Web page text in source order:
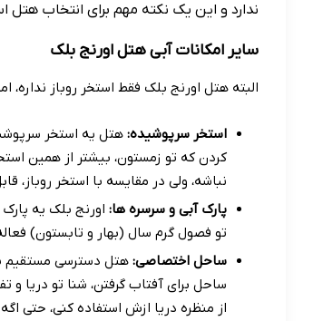
ندارد و این یک نکته مهم برای انتخاب هتل
سایر امکانات آبی هتل اورنج بلک
البته هتل اورنج بلک فقط استخر روباز
استخر سرپوشیده: هتل یه استخر
کردن که تو زمستون، بیشتر از همین
نباشه، ولی در مقایسه با استخر روباز،
پارک آبی و سرسره ها: اورنج بلک یه
تو فصول گرم سال (بهار و تابستون)
ساحل اختصاصی: هتل دسترسی مستقیم
ساحل برای آفتاب گرفتن، شنا تو دریا
از منظره دریا ازش استفاده کنی، حتی